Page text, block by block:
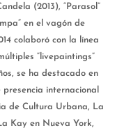
(2013), “Parasol”
en el vagón de
colaboró con la línea
“livepaintings”
se ha destacado en
internacional
de Cultura Urbana, La
Kay en Nueva York,